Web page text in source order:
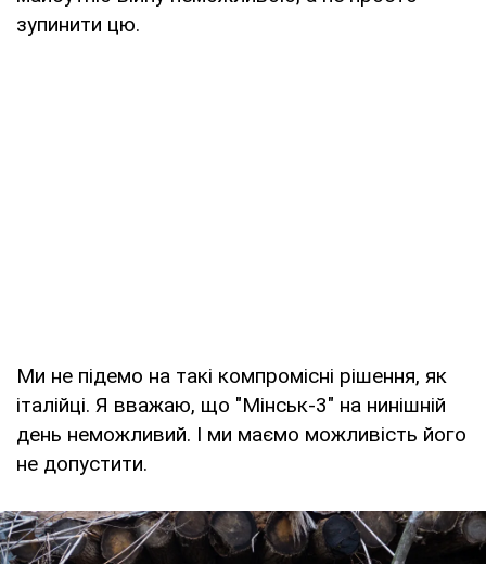
зупинити цю.
Ми не підемо на такі компромісні рішення, як
італійці. Я вважаю, що "Мінськ-3" на нинішній
день неможливий. І ми маємо можливість його
не допустити.